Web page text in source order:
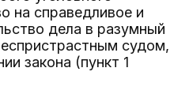
на справедливое и
дела в разумный
судом,
закона (пункт 1